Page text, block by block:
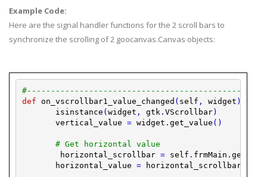
Example Code:
Here are the signal handler functions for the 2 scroll bars to
synchronize the scrolling of 2 goocanvas.Canvas objects:
def
on_vscrollbar1_value_changed ( self , widget )
isinstance (widget , gtk . VScrollbar)
vertical_value = widget . get_value ( )
# Get horizontal value
horizontal_scrollbar = self . frmMain .
horizontal_value = horizontal_scrollbar